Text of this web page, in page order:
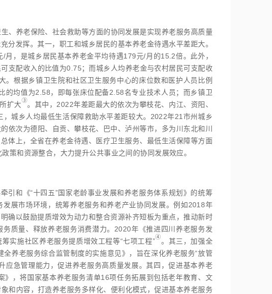
、养老保险、社会救助等方面的协同发展是实现养老服务高质量
发挥。其一，职工和城乡居民的基本养老金待遇水平差距大。
，是城乡居民基本养老金平均待遇179元/月的15.2倍。此外，
支配收入的比值为0.75；而城乡人均养老金与农村居民可支配收
根据乡镇卫生院和社区卫生服务中心的床位数和医护人员比例
均值为2.58，即每张床位配备2.58名专业技术人员；而乡镇卫
扩大③。其中，2022年差距最大的依次为攀枝花、内江、资阳、
城乡人均最低生活保障救助水平差距较大。2022年21市州城乡
依次为德阳、自贡、攀枝花、巴中、泸州等市，多为川东北和川
体上，全省在养老金待遇、医疗卫生服务、最低生活保障等方面
策和资源整合，大力提升公共事业之间的协同发展效应。
引和《“十四五”国家老龄事业发展和养老服务体系规划》的统筹
展市场环境，统筹养老服务和养老产业协同发展。例如2018年
确以鼓励提质增效为动力和整合资源补齐短板为重点，推动新时
质量、释放养老服务消费潜力。2020年《推进四川养老服务发
实施社区养老服务提质增效工程等“七项工程”④。其三，加强全
养老服务综合监管制度的实施意见》，旨在深化养老服务“放管
应急管理能力，促进养老服务高质量发展。其四，促进基本养老
，将国家基本养老服务清单16项任务拓展到包括老年教育、文
和内容，打造养老服务多样化、便利化模式，促进基本养老服务